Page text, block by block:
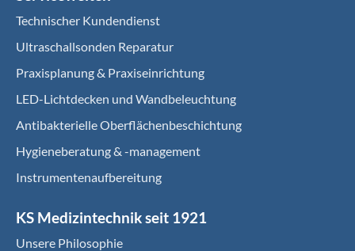
Technischer Kundendienst
Ultraschallsonden Reparatur
Praxisplanung & Praxiseinrichtung
LED-Lichtdecken und Wandbeleuchtung
Antibakterielle Oberflächenbeschichtung
Hygieneberatung & -management
Instrumentenaufbereitung
KS Medizintechnik seit 1921
Unsere Philosophie